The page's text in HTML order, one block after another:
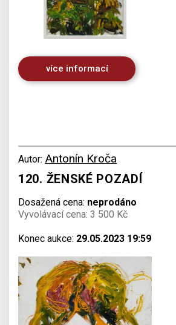
více informací
Autor: Antonín Kroča
120. ŽENSKÉ POZADÍ
Dosažená cena: neprodáno
Vyvolávací cena: 3 500 Kč
Konec aukce: 29.05.2023 19:59